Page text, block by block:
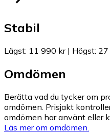
Stabil
Lägst: 11 990 kr| Högst:
Omdömen
Berätta vad du tycker om
omdömen. Prisjakt
omdömen har använt eller
Läs mer om omdömen.